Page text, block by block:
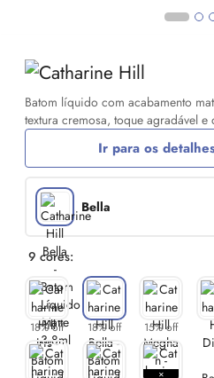
Batom líquido com acabamento
textura cremosa, toque agradável e
Ir para os
Bella
9 cores:
18% off 18% off 15% off